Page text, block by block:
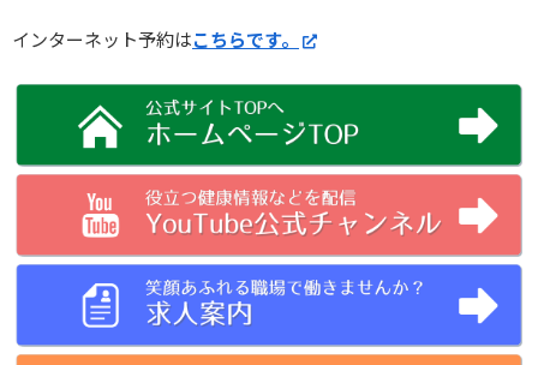
インターネット予約はこちらです。